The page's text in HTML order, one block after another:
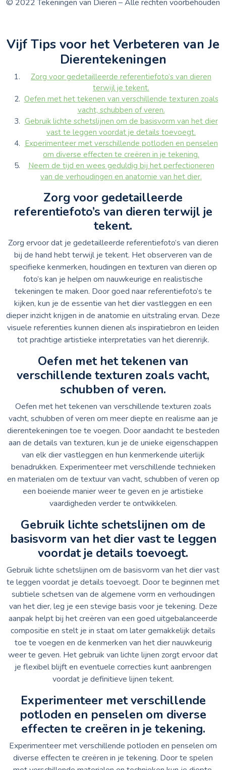
© 2022 Tekeningen van Dieren – Alle rechten voorbehouden
Vijf Tips voor het Verbeteren van Je
Dierentekeningen
Zorg voor gedetailleerde referentiefoto’s van dieren
terwijl je tekent.
Oefen met het tekenen van verschillende texturen zoals
vacht, schubben of veren.
Gebruik lichte schetslijnen om de basisvorm van het dier
vast te leggen voordat je details toevoegt.
Experimenteer met verschillende potloden en penselen
om diverse effecten te creëren in je tekening.
Neem de tijd en wees geduldig bij het perfectioneren
van de verhoudingen en anatomie van het dier.
Zorg voor gedetailleerde
referentiefoto’s van dieren terwijl je
tekent.
Zorg ervoor dat je gedetailleerde referentiefoto’s van dieren
bij de hand hebt terwijl je tekent. Het observeren van de
specifieke kenmerken, houdingen en texturen van dieren op
foto’s kan je helpen om nauwkeurige en realistische
tekeningen te maken. Door goed naar referentiefoto’s te
kijken, kun je de essentie van het dier vastleggen en een
dieper inzicht krijgen in de anatomie en uitstraling ervan. Deze
visuele referenties kunnen dienen als inspiratiebron en leiden
tot prachtige artistieke interpretaties van het dierenrijk.
Oefen met het tekenen van
verschillende texturen zoals vacht,
schubben of veren.
Oefen met het tekenen van verschillende texturen zoals
vacht, schubben of veren om meer diepte en realisme aan je
dierentekeningen toe te voegen. Door aandacht te besteden
aan de details van texturen, kun je de unieke eigenschappen
van elk dier vastleggen en hun kenmerkende uiterlijk
benadrukken. Experimenteer met verschillende technieken
en materialen om de textuur van vacht, schubben of veren op
een boeiende manier weer te geven en je artistieke
vaardigheden verder te ontwikkelen.
Gebruik lichte schetslijnen om de
basisvorm van het dier vast te leggen
voordat je details toevoegt.
Gebruik lichte schetslijnen om de basisvorm van het dier vast
te leggen voordat je details toevoegt. Door te beginnen met
subtiele schetsen van de algemene vorm en verhoudingen
van het dier, leg je een stevige basis voor je tekening. Deze
aanpak helpt bij het creëren van een goed uitgebalanceerde
compositie en stelt je in staat om later gemakkelijk details
toe te voegen en de kenmerken van het dier nauwkeurig
weer te geven. Het gebruik van lichte lijnen zorgt ervoor dat
je flexibel blijft en eventuele correcties kunt aanbrengen
voordat je definitieve lijnen tekent.
Experimenteer met verschillende
potloden en penselen om diverse
effecten te creëren in je tekening.
Experimenteer met verschillende potloden en penselen om
diverse effecten te creëren in je tekening. Door te spelen